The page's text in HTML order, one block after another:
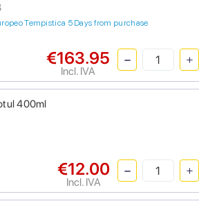
Tempistica 5 Days from purchase
€163.95
Incl. IVA
400ml
€12.00
Incl. IVA